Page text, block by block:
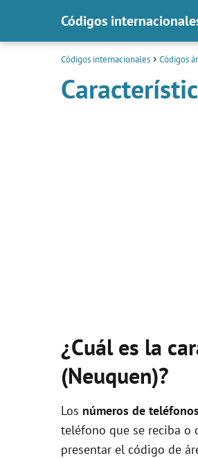
Códigos
Códigos internacionales Códigos
¿Cuál es la
(Neuquen)?
Los números de
teléfono que se reciba o
presentar el código de